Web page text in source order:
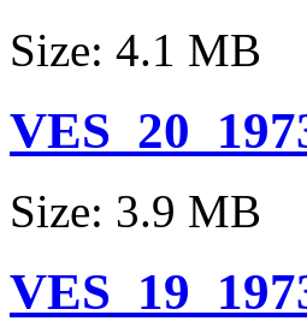
Size: 4.1 MB
Size: 3.9 MB